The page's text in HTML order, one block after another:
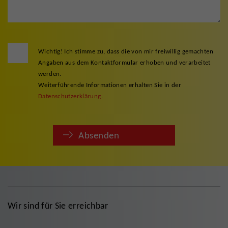
Wichtig! Ich stimme zu, dass die von mir freiwillig gemachten
Angaben aus dem Kontaktformular erhoben und verarbeitet
werden.
Weiterführende Informationen erhalten Sie in der
Datenschutzerklärung.
Absenden
Wir sind für Sie erreichbar